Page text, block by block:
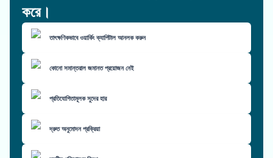
করে।
তাৎক্ষণিকভাবে ওয়ার্কিং ক্যাপিটাল আনলক করুন
কোনো সমান্তরাল জমানত প্রয়োজন নেই
প্রতিযোগিতামূলক সুদের হার
দ্রুত অনুমোদন প্রক্রিয়া